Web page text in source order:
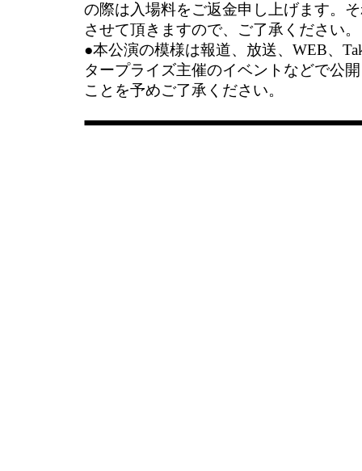
の際は入場料をご返金申し上げます。
させて頂きますので、ご了承ください。
●本公演の模様は報道、放送、WEB、
タープライズ主催のイベントなどで公
ことを予めご了承ください。